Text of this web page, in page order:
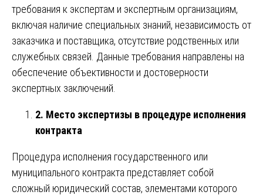
требования к экспертам и экспертным организациям,
включая наличие специальных знаний, независимость от
заказчика и поставщика, отсутствие родственных или
служебных связей. Данные требования направлены на
обеспечение объективности и достоверности
экспертных заключений.
2. Место экспертизы в процедуре исполнения
контракта
Процедура исполнения государственного или
муниципального контракта представляет собой
сложный юридический состав, элементами которого